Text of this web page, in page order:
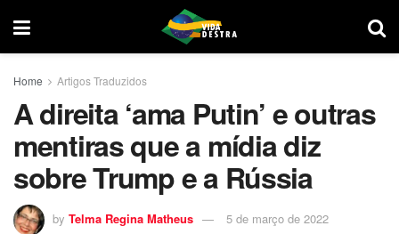
Home Artigos Traduzidos
A direita ‘ama Putin’ e outras
mentiras que a mídia diz
sobre Trump e a Rússia
by Telma Regina Matheus 5 de março de 2022